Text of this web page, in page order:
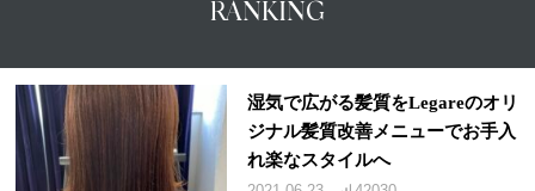
RANKING
湿気で広がる髪質をLegareのオリ
ジナル髪質改善メニューでお手入
れ楽なスタイルへ